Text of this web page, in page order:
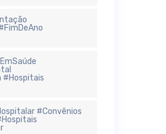
#Hospitais
#Convênios